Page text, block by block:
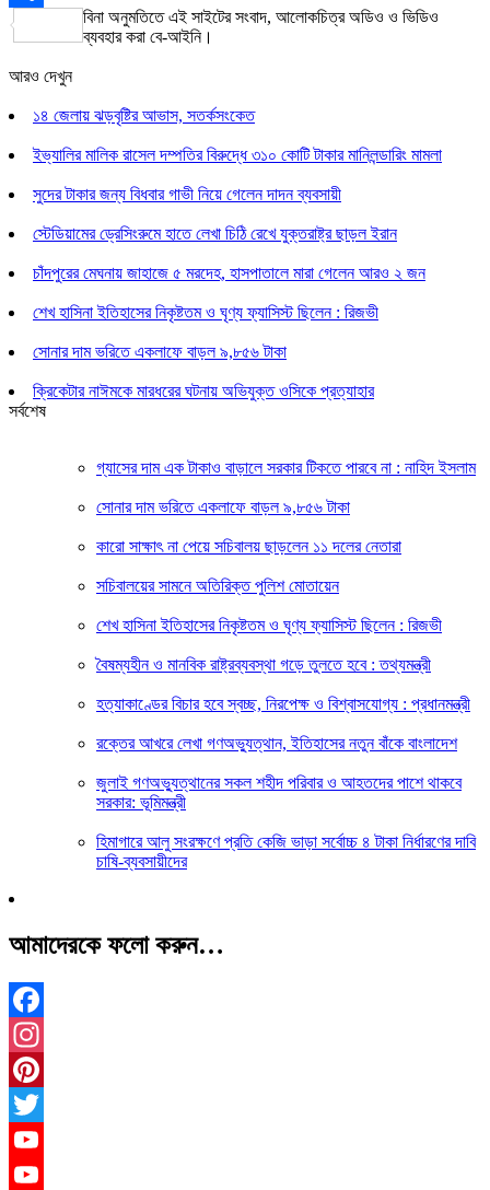
Share
বিনা অনুমতিতে এই সাইটের সংবাদ, আলোকচিত্র অডিও ও ভিডিও
ব্যবহার করা বে-আইনি।
আরও দেখুন
১৪ জেলায় ঝড়বৃষ্টির আভাস, সতর্কসংকেত
ইভ্যালির মালিক রাসেল দম্পতির বিরুদ্ধে ৩১০ কোটি টাকার মানিলন্ডারিং মামলা
সুদের টাকার জন্য বিধবার গাভী নিয়ে গেলেন দাদন ব্যবসায়ী
স্টেডিয়ামের ড্রেসিংরুমে হাতে লেখা চিঠি রেখে যুক্তরাষ্ট্র ছাড়ল ইরান
চাঁদপুরের মেঘনায় জাহাজে ৫ মরদেহ, হাসপাতালে মারা গেলেন আরও ২ জন
শেখ হাসিনা ইতিহাসের নিকৃষ্টতম ও ঘৃণ্য ফ্যাসিস্ট ছিলেন : রিজভী
সোনার দাম ভরিতে একলাফে বাড়ল ৯,৮৫৬ টাকা
ক্রিকেটার নাঈমকে মারধরের ঘটনায় অভিযুক্ত ওসিকে প্রত্যাহার
সর্বশেষ
গ্যাসের দাম এক টাকাও বাড়ালে সরকার টিকতে পারবে না : নাহিদ ইসলাম
সোনার দাম ভরিতে একলাফে বাড়ল ৯,৮৫৬ টাকা
কারো সাক্ষাৎ না পেয়ে সচিবালয় ছাড়লেন ১১ দলের নেতারা
সচিবালয়ের সামনে অতিরিক্ত পুলিশ মোতায়েন
শেখ হাসিনা ইতিহাসের নিকৃষ্টতম ও ঘৃণ্য ফ্যাসিস্ট ছিলেন : রিজভী
বৈষম্যহীন ও মানবিক রাষ্ট্রব্যবস্থা গড়ে তুলতে হবে : তথ্যমন্ত্রী
হত্যাকাণ্ডের বিচার হবে স্বচ্ছ, নিরপেক্ষ ও বিশ্বাসযোগ্য : প্রধানমন্ত্রী
রক্তের আখরে লেখা গণঅভ্যুত্থান, ইতিহাসের নতুন বাঁকে বাংলাদেশ
জুলাই গণঅভ্যুত্থানের সকল শহীদ পরিবার ও আহতদের পাশে থাকবে
সরকার: ভূমিমন্ত্রী
হিমাগারে আলু সংরক্ষণে প্রতি কেজি ভাড়া সর্বোচ্চ ৪ টাকা নির্ধারণের দাবি
চাষি-ব্যবসায়ীদের
আমাদেরকে ফলো করুন…
Facebook
Instagram
Pinterest
Twitter
YouTube